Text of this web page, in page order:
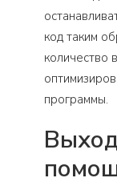
код таким
количество
программы.